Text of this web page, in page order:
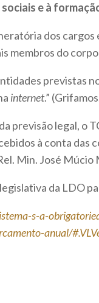
e à
dos cargos
membros do
previstas
internet.”
previsão legal, o
à conta
Min. José
da LDO
s-a-
anual/